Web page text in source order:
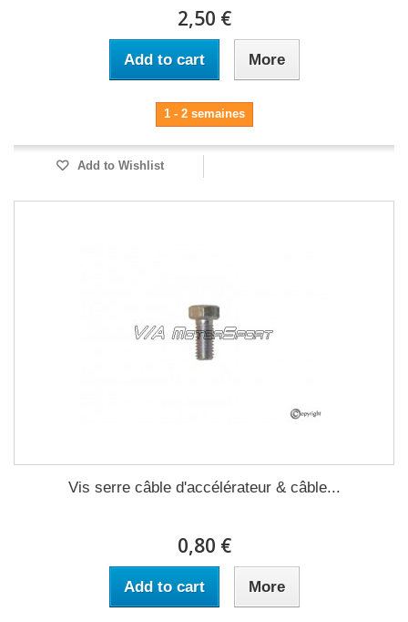
2,50 €
Add to cart More
1 - 2 semaines
Add to Wishlist
Vis serre câble d'accélérateur & câble...
0,80 €
Add to cart More